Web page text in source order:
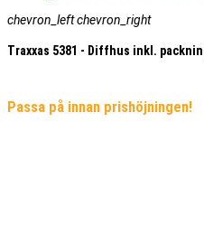
chevron_leftchevron_right
Traxxas 5381 - Diffhus inkl.
Passa på innan prishöjningen!